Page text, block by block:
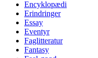
Encyklopædi
Erindringer
Essay
Eventyr
Faglitteratur
Fantasy